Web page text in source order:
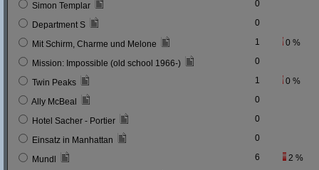
Simon Templar 0
Department S 0
Mit Schirm, Charme und Melone 1 0 %
Mission: Impossible (old school 1966-) 0
Twin Peaks 1 0 %
Ally McBeal 0
Hotel Sacher - Portier 0
Einsatz in Manhattan 0
Mundl 6 2 %